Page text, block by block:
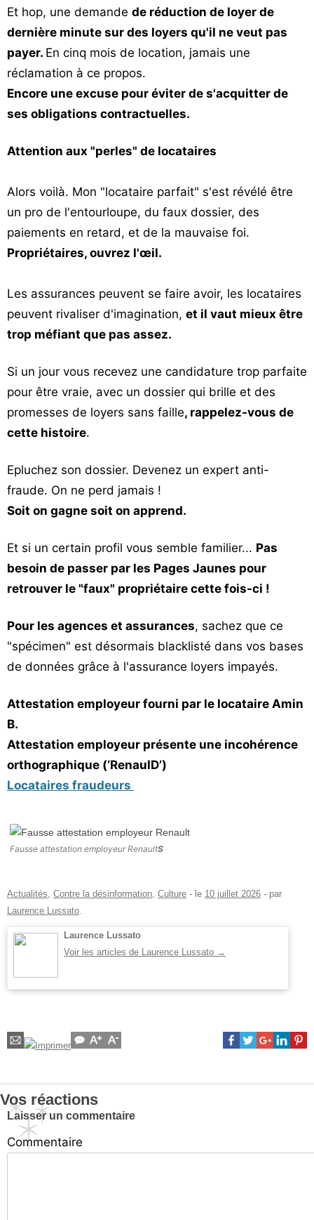
Et hop, une demande de réduction de loyer de
dernière minute sur des loyers qu'il ne veut pas
payer. En cinq mois de location, jamais une
réclamation à ce propos.
Encore une excuse pour éviter de s'acquitter de
ses obligations contractuelles.
Attention aux "perles" de locataires
Alors voilà. Mon "locataire parfait" s'est révélé être
un pro de l'entourloupe, du faux dossier, des
paiements en retard, et de la mauvaise foi.
Propriétaires, ouvrez l'œil.
Les assurances peuvent se faire avoir, les locataires
peuvent rivaliser d'imagination, et il vaut mieux être
trop méfiant que pas assez.
Si un jour vous recevez une candidature trop parfaite
pour être vraie, avec un dossier qui brille et des
promesses de loyers sans faille, rappelez-vous de
cette histoire.
Epluchez son dossier. Devenez un expert anti-
fraude. On ne perd jamais !
Soit on gagne soit on apprend.
Et si un certain profil vous semble familier... Pas
besoin de passer par les Pages Jaunes pour
retrouver le "faux" propriétaire cette fois-ci !
Pour les agences et assurances, sachez que ce
"spécimen" est désormais blacklisté dans vos bases
de données grâce à l'assurance loyers impayés.
Attestation employeur fourni par le locataire Amin
B.
Attestation employeur présente une incohérence
orthographique (‘RenaulD’)
Locataires fraudeurs
Fausse attestation employeur RenaultS
Actualités, Contre la désinformation, Culture - le 10 juillet 2026 - par
Laurence Lussato.
Laurence Lussato
Voir les articles de Laurence Lussato →
Vos réactions
Laisser un commentaire
Commentaire